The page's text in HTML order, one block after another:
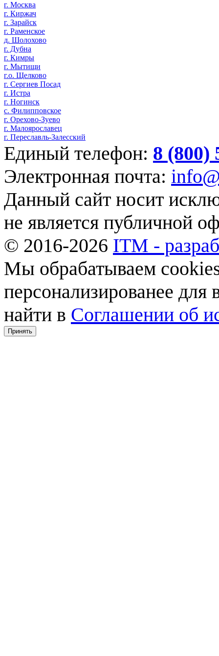
г. Москва
г. Киржач
г. Зарайск
г. Раменское
д. Шолохово
г. Дубна
г. Кимры
г. Мытищи
г.о. Щелково
г. Сергиев Посад
г. Истра
г. Ногинск
с. Филипповское
г. Орехово-Зуево
г. Малоярославец
г. Переславль-Залесский
Единый телефон: 8 (800)
Электронная почта:
Данный сайт носит
не является публичной
© 2016-2026 ITM -
Мы обрабатываем
персонализированее
найти в Соглашении об
Принять